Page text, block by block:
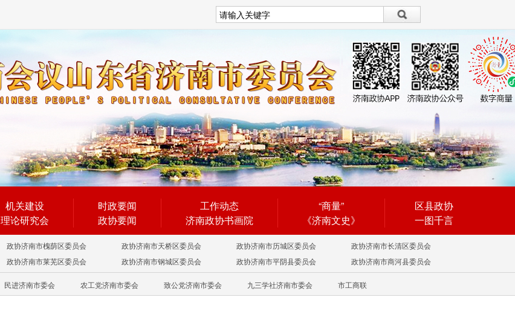
繁體
机关建设
理论研究会
时政要闻
政协要闻
工作动态
济南政协书画院
“商量”
《济南文史》
区县政协
一图千言
政协济南市槐荫区委员会 政协济南市天桥区委员会 政协济南市历城区委员会
政协济南市长清区委员会
政协济南市莱芜区委员会 政协济南市钢城区委员会 政协济南市平阴县委员会 政协济南市商河县委员会
民进济南市委会 农工党济南市委会 致公党济南市委会 九三学社济南市委会 市工商联